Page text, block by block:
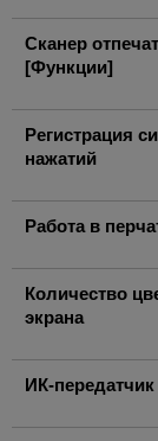
Сканер
[Функции]
Регистрация
нажатий
Работа в
Количество
экрана
ИК-передатчик